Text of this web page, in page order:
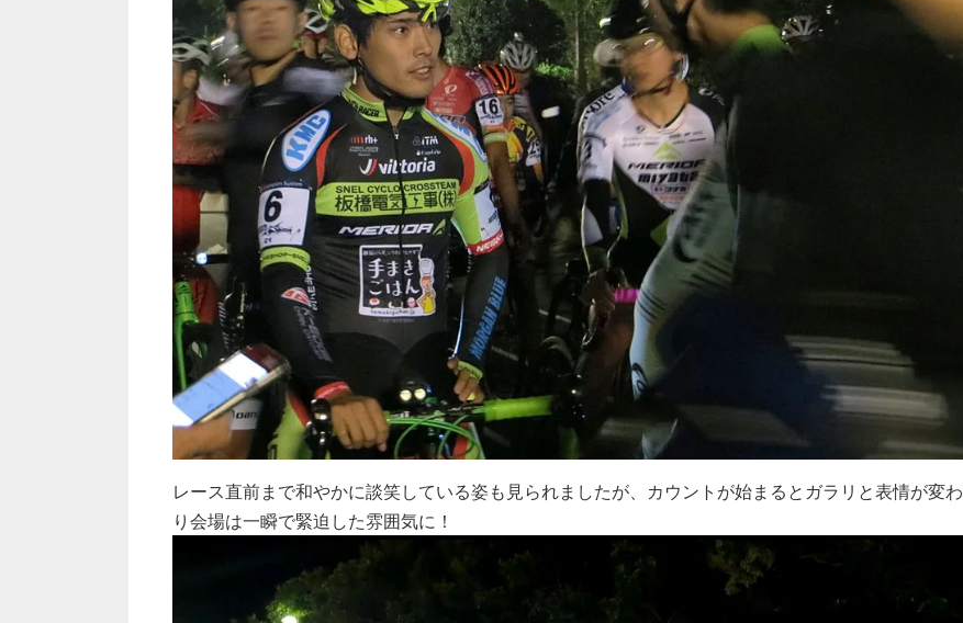
レース直前まで和やかに談笑している姿も見られましたが、カウントが始まるとガラリと表情が変わ
り会場は一瞬で緊迫した雰囲気に！